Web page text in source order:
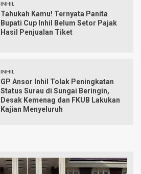
INHIL
Tahukah Kamu! Ternyata Panita
Bupati Cup Inhil Belum Setor Pajak
Hasil Penjualan Tiket
INHIL
GP Ansor Inhil Tolak Peningkatan
Status Surau di Sungai Beringin,
Desak Kemenag dan FKUB Lakukan
Kajian Menyeluruh